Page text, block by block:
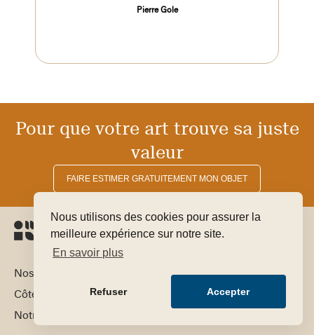
Nous utilisons des cookies pour assurer la
meilleure expérience sur notre site.
En savoir plus
Refuser Accepter
Pierre Gole
Pour que votre art trouve sa juste
valeur
FAIRE ESTIMER GRATUITEMENT MON OBJET
Nos domaines d’expertise
Côte par artiste
Notre équipe